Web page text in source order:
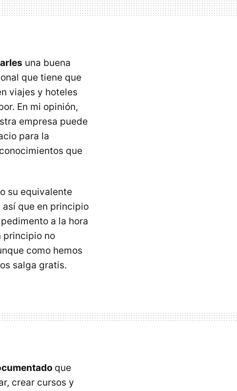
una buena
que tiene que
viajes y hoteles
En mi opinión,
empresa puede
para la
que
su equivalente
que en principio
a la hora
principio no
como hemos
salga gratis.
que
crear cursos y